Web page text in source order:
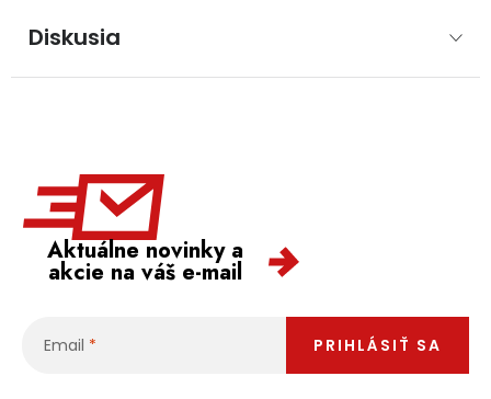
Diskusia
Aktuálne novinky a
akcie na váš e-mail
Email PRIHLÁSIŤ SA